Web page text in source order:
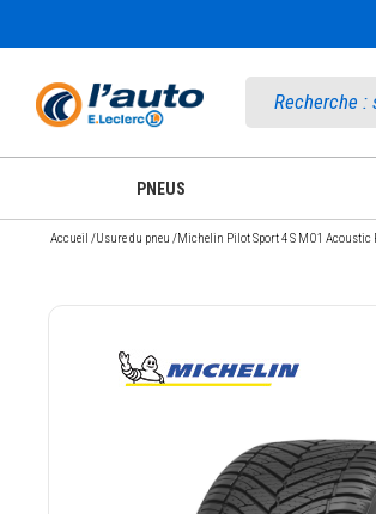
PNEUS
Accueil /Usure du pneu /Michelin Pilot Sport 4 S MO1 Acoustic